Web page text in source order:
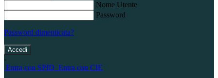
Nome Utente
Password
Password dimenticata?
-
Entra con SPID Entra con CIE